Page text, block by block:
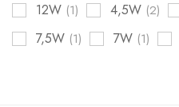
12W (1) 4,5W (2)
7,5W (1) 7W (1)